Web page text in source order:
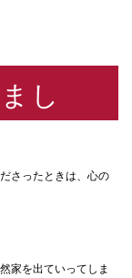
し
さったときは、心の
家を出ていってしま